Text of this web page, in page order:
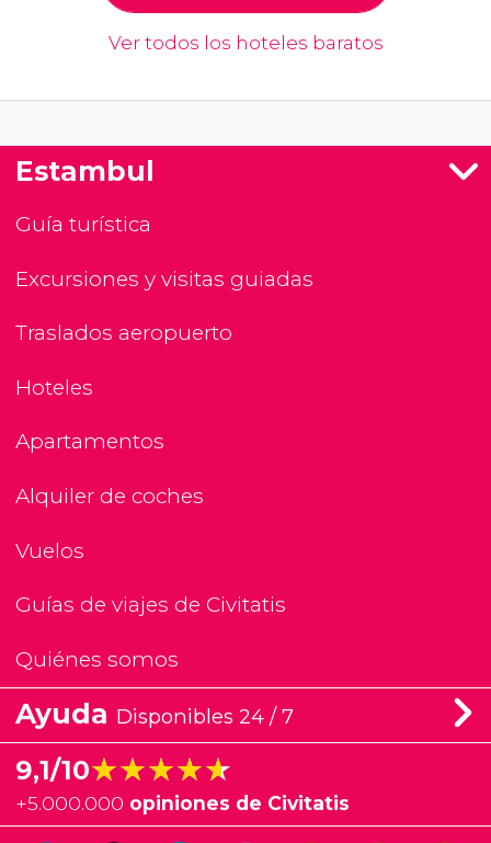
Ver todos los hoteles baratos
Estambul
Guía turística
Excursiones y visitas guiadas
Traslados aeropuerto
Hoteles
Apartamentos
Alquiler de coches
Vuelos
Guías de viajes de Civitatis
Quiénes somos
Ayuda Disponibles 24 / 7
9,1/10★★★★★
★★★★★
+5.000.000 opiniones de Civitatis